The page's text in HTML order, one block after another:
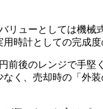
リューとしては機械
時計としての完成
前後のレンジで手
く、売却時の「外